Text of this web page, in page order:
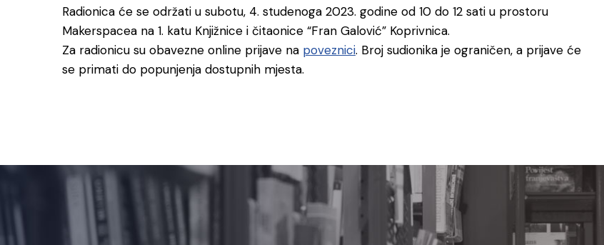
Radionica će se održati u subotu, 4. studenoga 2023. godine od 10 do 12 sati u prostoru
Makerspacea na 1. katu Knjižnice i čitaonice “Fran Galović” Koprivnica.
Za radionicu su obavezne online prijave na poveznici. Broj sudionika je ograničen, a prijave će
se primati do popunjenja dostupnih mjesta.